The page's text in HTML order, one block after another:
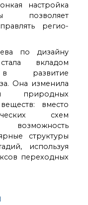
настройка
позволяет
регио-
по дизайну
вкладом
развитие
Она изменила
природных
вместо
схем
возможность
структуры
используя
переходных